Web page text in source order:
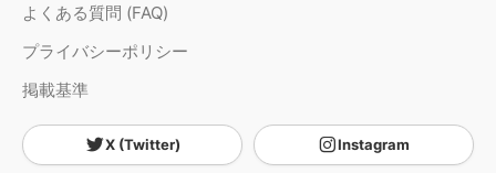
よくある質問 (FAQ)
プライバシーポリシー
掲載基準
X (Twitter) Instagram